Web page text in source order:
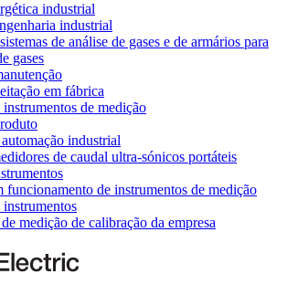
industrial
industrial
de análise de gases e de armários para
gases
em fábrica
de medição
industrial
de caudal ultra-sónicos portáteis
funcionamento de instrumentos de medição
instrumentos
medição de calibração da empresa